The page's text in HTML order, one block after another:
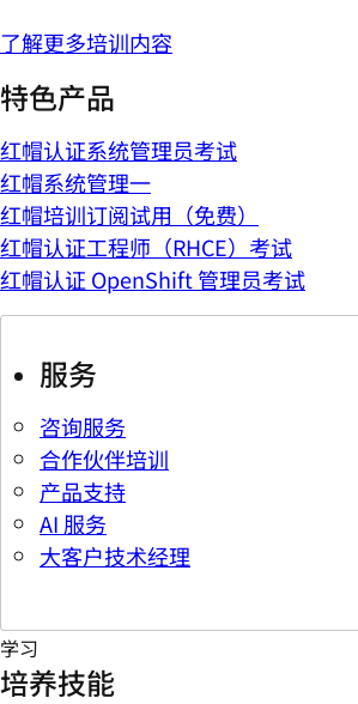
了解更多培训内容
特色产品
红帽认证系统管理员考试
红帽系统管理一
红帽培训订阅试用（免费）
红帽认证工程师（RHCE）考试
红帽认证 OpenShift 管理员考试
服务
咨询服务
合作伙伴培训
产品支持
AI 服务
大客户技术经理
学习
培养技能